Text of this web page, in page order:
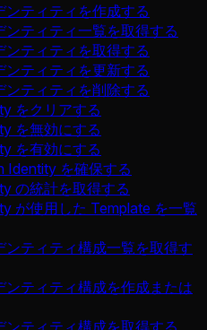
ンティティを作成する
ンティティ一覧を取得する
ンティティを取得する
ンティティを更新する
ンティティを削除する
をクリアする
を無効にする
を有効にする
Identity を確保する
の統計を取得する
が使用した Template を一覧
ンティティ構成一覧を取得す
ンティティ構成を作成または
ンティティ構成を取得する